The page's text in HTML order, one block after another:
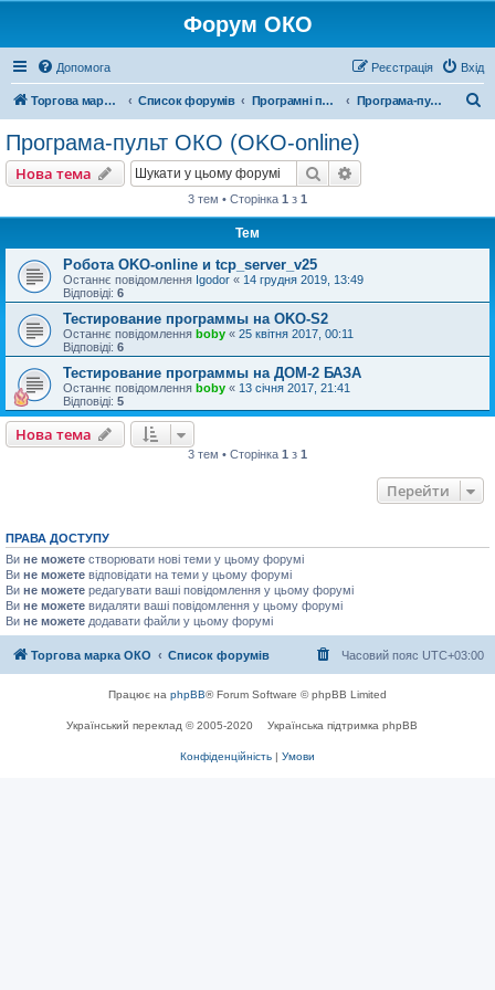
Форум ОКО
Допомога Вхід
Реєстрація
Торгова марка ОКО Список форумів Програмні продукти Програма-пульт ОКО (OKO-online)
Програма-пульт ОКО (OKO-online)
Нова тема Пошук
3 тем • Сторінка 1 з 1
Тем
Робота OKO-online и tcp_server_v25
Останнє повідомлення Igodor « 14 грудня 2019, 13:49
Відповіді: 6
Тестирование программы на OKO-S2
Останнє повідомлення boby « 25 квітня 2017, 00:11
Відповіді: 6
Тестирование программы на ДОМ-2 БАЗА
Останнє повідомлення boby « 13 січня 2017, 21:41
Відповіді: 5
Нова тема
3 тем • Сторінка 1 з 1
Перейти
ПРАВА ДОСТУПУ
Ви не можете створювати нові теми у цьому форумі
Ви не можете відповідати на теми у цьому форумі
Ви не можете редагувати ваші повідомлення у цьому форумі
Ви не можете видаляти ваші повідомлення у цьому форумі
Ви не можете додавати файли у цьому форумі
Торгова марка ОКО Список форумів Часовий пояс UTC+03:00
Працює на phpBB® Forum Software © phpBB Limited
Український переклад © 2005-2020 Українська підтримка phpBB
Конфіденційність | Умови